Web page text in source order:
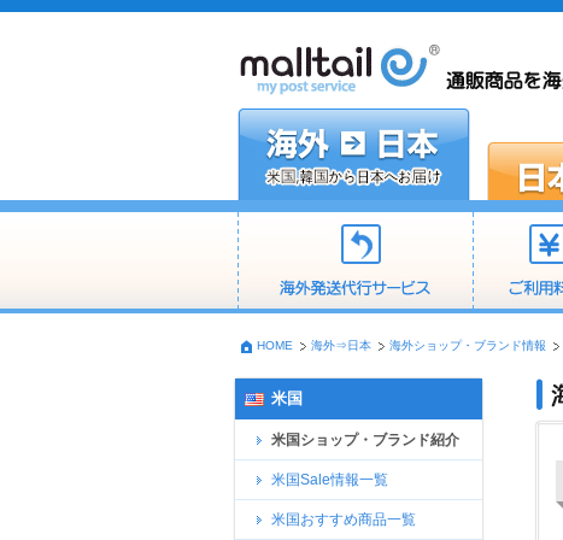
HOME 海外⇒日本 海外ショップ・ブランド情報
米国
米国ショップ・ブランド紹介
米国Sale情報一覧
米国おすすめ商品一覧